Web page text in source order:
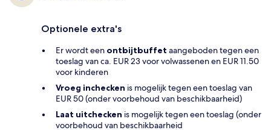
Optionele extra's
Er wordt een ontbijtbuffet aangeboden tegen een
toeslag van ca. EUR 23 voor volwassenen en EUR 11.50
voor kinderen
Vroeg inchecken is mogelijk tegen een toeslag van
EUR 50 (onder voorbehoud van beschikbaarheid)
Laat uitchecken is mogelijk tegen een toeslag (onder
voorbehoud van beschikbaarheid